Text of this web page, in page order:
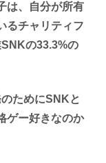
は、自分が所有
るチャリティフ
の33.3%の
ためにSNKと
ゲー好きなのか